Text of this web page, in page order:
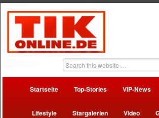
Startseite Top-Stories VIP-News
Lifestyle Stargalerien Video